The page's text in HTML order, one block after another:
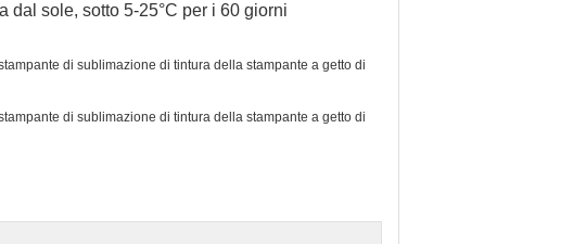
dal sole, sotto 5-25°C per i 60 giorni